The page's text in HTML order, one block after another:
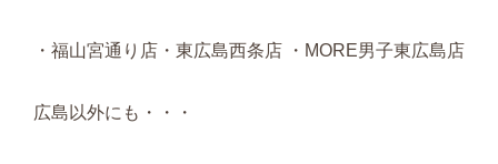
・福山宮通り店・東広島西条店 ・MORE男子東広島店
広島以外にも・・・